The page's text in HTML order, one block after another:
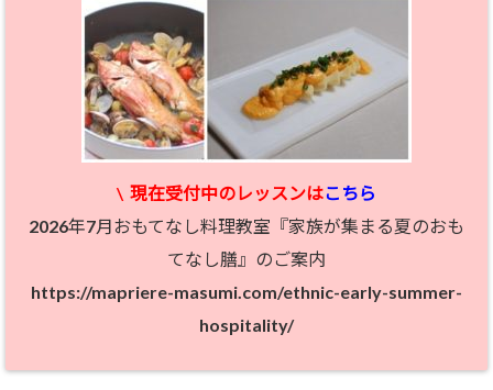
\ 現在受付中のレッスンはこちら
2026年7月おもてなし料理教室『家族が集まる夏のおも
てなし膳』のご案内
https://mapriere-masumi.com/ethnic-early-summer-
hospitality/